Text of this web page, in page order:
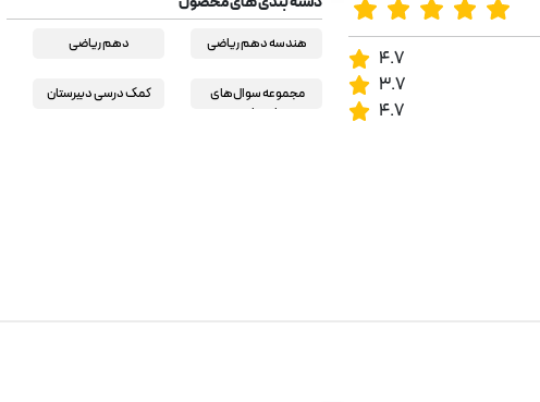
4.7
3.7
4.7
هندسه دهم ریاضی دهم ریاضی
مجموعه سوال‌های
امتحانی
کمک درسی دبیرستان